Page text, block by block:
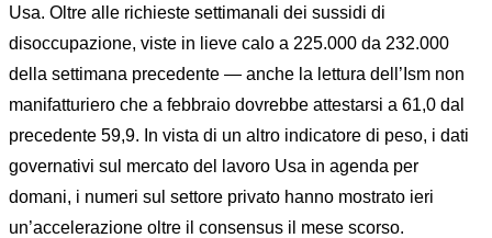
Usa. Oltre alle richieste settimanali dei sussidi di
disoccupazione, viste in lieve calo a 225.000 da 232.000
della settimana precedente — anche la lettura dell’Ism non
manifatturiero che a febbraio dovrebbe attestarsi a 61,0 dal
precedente 59,9. In vista di un altro indicatore di peso, i dati
governativi sul mercato del lavoro Usa in agenda per
domani, i numeri sul settore privato hanno mostrato ieri
un’accelerazione oltre il consensus il mese scorso.